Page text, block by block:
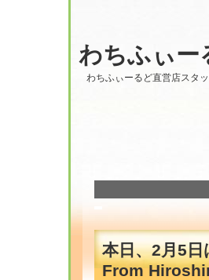
わちふぃー
わちふぃーるど直営店スタ
本日、2月5
From